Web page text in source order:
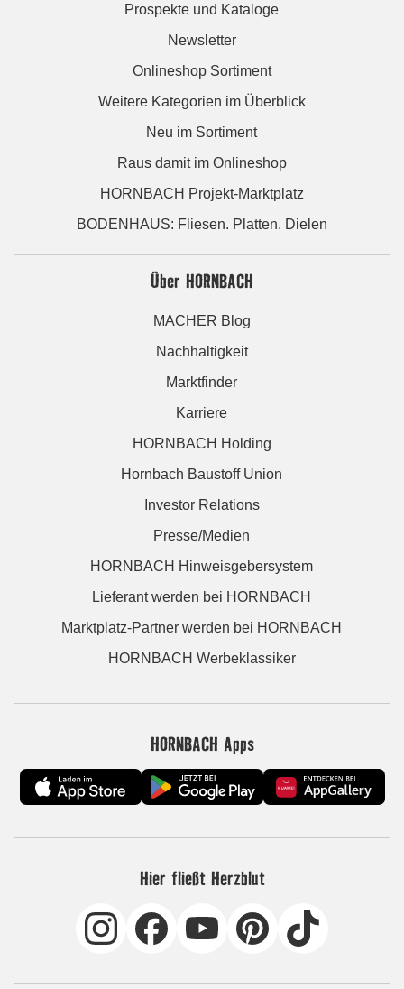
Prospekte und Kataloge
Newsletter
Onlineshop Sortiment
Weitere Kategorien im Überblick
Neu im Sortiment
Raus damit im Onlineshop
HORNBACH Projekt-Marktplatz
BODENHAUS: Fliesen. Platten. Dielen
Über HORNBACH
MACHER Blog
Nachhaltigkeit
Marktfinder
Karriere
HORNBACH Holding
Hornbach Baustoff Union
Investor Relations
Presse/Medien
HORNBACH Hinweisgebersystem
Lieferant werden bei HORNBACH
Marktplatz-Partner werden bei HORNBACH
HORNBACH Werbeklassiker
HORNBACH Apps
Hier fließt Herzblut